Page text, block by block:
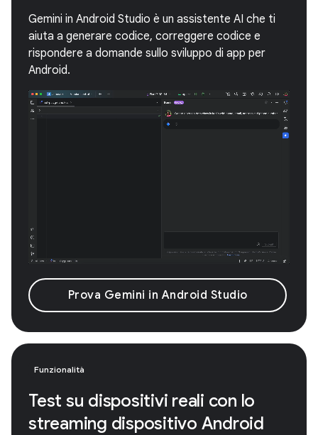
Gemini in Android Studio è un assistente AI che ti
aiuta a generare codice, correggere codice e
rispondere a domande sullo sviluppo di app per
Android.
Prova Gemini in Android Studio
Funzionalità
Test su dispositivi reali con lo
streaming dispositivo Android